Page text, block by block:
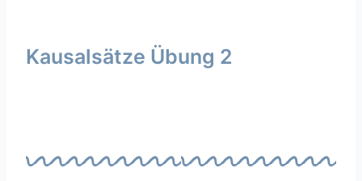
Kausalsätze Übung 2